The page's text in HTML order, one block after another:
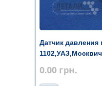
Датчик давления
0.00 грн.